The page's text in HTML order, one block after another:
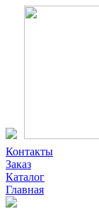
Контакты
Заказ
Каталог
Главная